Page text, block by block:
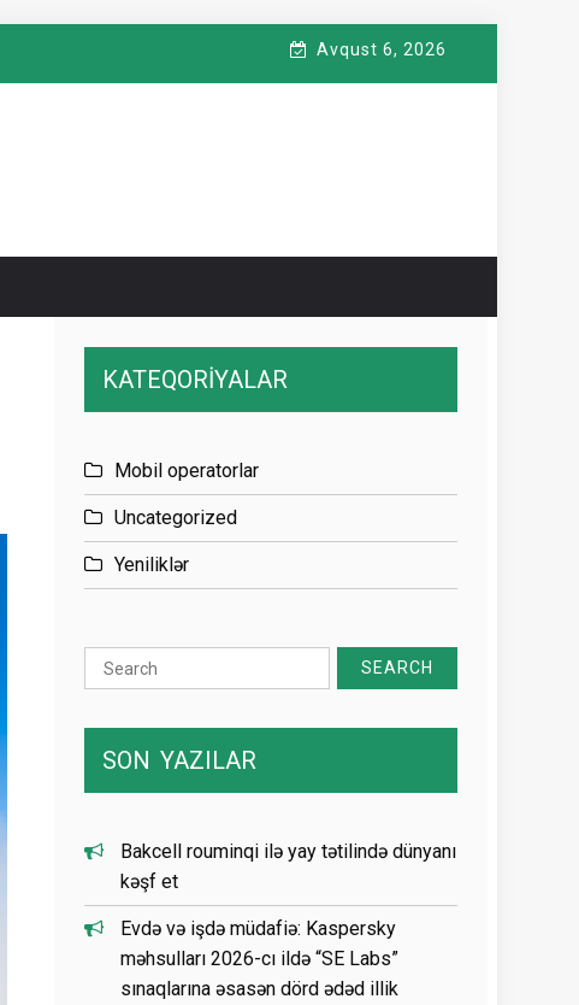
Avqust 6, 2026
KATEQORİYALAR
Mobil operatorlar
Uncategorized
Yeniliklər
Search
for:
SON YAZILAR
Bakcell rouminqi ilə yay tətilində dünyanı
kəşf et
Evdə və işdə müdafiə: Kaspersky
məhsulları 2026-cı ildə “SE Labs”
sınaqlarına əsasən dörd ədəd illik